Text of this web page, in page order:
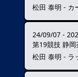
松田 泰明 - カ
24/09/07 -
第19競技 静
松田 泰明 - ラ